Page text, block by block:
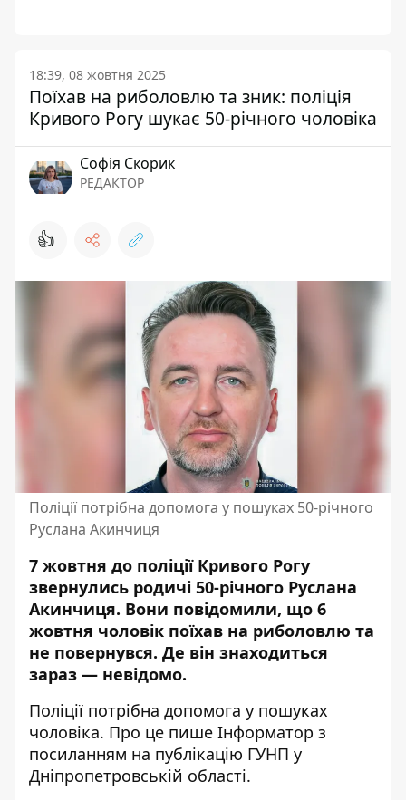
18:39, 08 жовтня 2025
Поїхав на риболовлю та зник: поліція
Кривого Рогу шукає 50-річного чоловіка
Софія Скорик
РЕДАКТОР
👍
Поліції потрібна допомога у пошуках 50-річного
Руслана Акинчиця
7 жовтня до поліції Кривого Рогу
звернулись родичі 50-річного Руслана
Акинчиця. Вони повідомили, що 6
жовтня чоловік поїхав на риболовлю та
не повернувся. Де він знаходиться
зараз — невідомо.
Поліції потрібна допомога у пошуках
чоловіка. Про це пише Інформатор з
посиланням на публікацію ГУНП у
Дніпропетровській області.